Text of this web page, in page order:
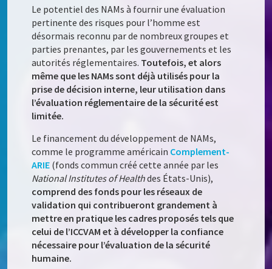
Le potentiel des NAMs à fournir une évaluation
pertinente des risques pour l’homme est
désormais reconnu par de nombreux groupes et
parties prenantes, par les gouvernements et les
autorités réglementaires. Toutefois, et alors
même que les NAMs sont déjà utilisés pour la
prise de décision interne, leur utilisation dans
l’évaluation réglementaire de la sécurité est
limitée.
Le financement du développement de NAMs,
comme le programme américain Complement-
ARIE (fonds commun créé cette année par les
National Institutes of Healthdes États-Unis),
comprend des fonds pour les réseaux de
validation qui contribueront grandement à
mettre en pratique les cadres proposés tels que
celui de l’ICCVAM et à développer la confiance
nécessaire pour l’évaluation de la sécurité
humaine.